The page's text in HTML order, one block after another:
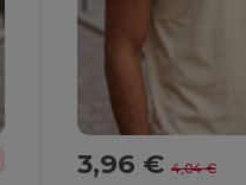
3,96 € 4,04 €